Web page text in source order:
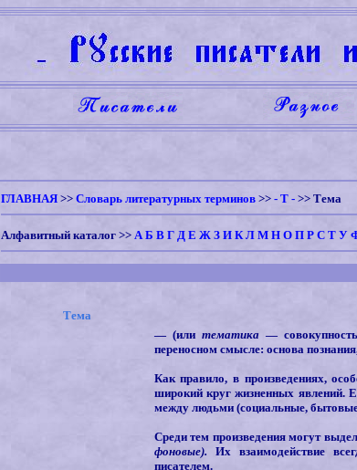
ГЛАВНАЯ >> Словарь литературных терминов >> - Т - >> Тема
Алфавитный каталог >> А Б В Г Д Е Ж З И К Л М Н О П Р С Т У
Тема
— (или тематика —
переносном смысле: основа
Как правило, в произведениях,
широкий круг жизненных явлений.
между людьми (социальные,
Среди тем произведения могут
фоновые). Их взаимодействие
писателем.